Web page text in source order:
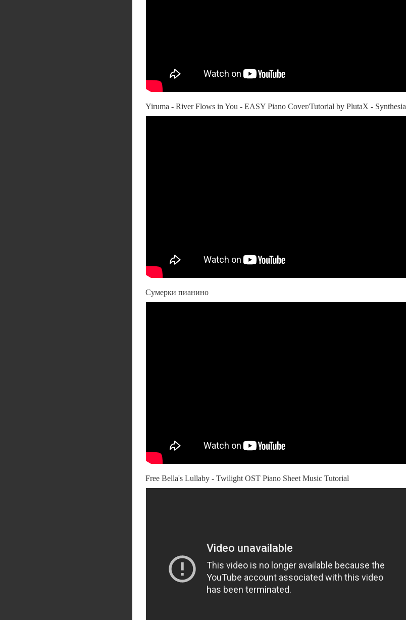
Yiruma - River Flows in You - EASY Piano Cover/Tutorial by PlutaX - Synthesia
Сумерки пианино
Free Bella's Lullaby - Twilight OST Piano Sheet Music Tutorial